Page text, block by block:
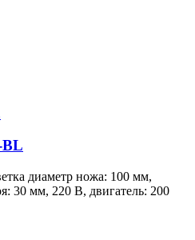
BL
диаметр ножа: 100 мм,
30 мм, 220 В, двигатель: 200